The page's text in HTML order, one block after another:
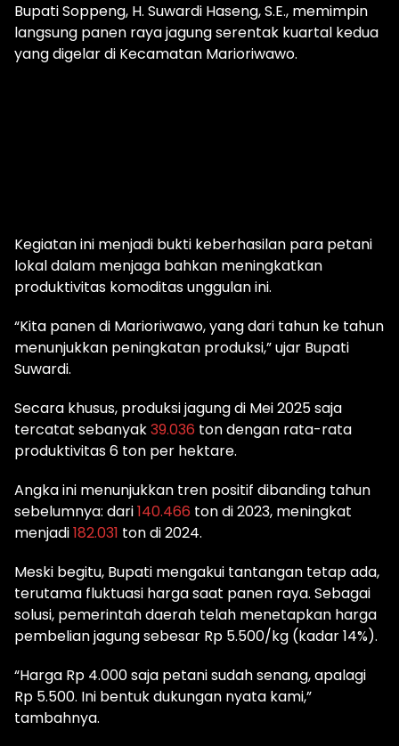
Bupati Soppeng, H. Suwardi Haseng, S.E., memimpin
langsung panen raya jagung serentak kuartal kedua
yang digelar di Kecamatan Marioriwawo.
Kegiatan ini menjadi bukti keberhasilan para petani
lokal dalam menjaga bahkan meningkatkan
produktivitas komoditas unggulan ini.
“Kita panen di Marioriwawo, yang dari tahun ke tahun
menunjukkan peningkatan produksi,” ujar Bupati
Suwardi.
Secara khusus, produksi jagung di Mei 2025 saja
tercatat sebanyak39.036 ton dengan rata-rata
produktivitas 6 ton per hektare.
Angka ini menunjukkan tren positif dibanding tahun
sebelumnya: dari140.466 ton di 2023, meningkat
menjadi182.031 ton di 2024.
Meski begitu, Bupati mengakui tantangan tetap ada,
terutama fluktuasi harga saat panen raya. Sebagai
solusi, pemerintah daerah telah menetapkan harga
pembelian jagung sebesar Rp 5.500/kg (kadar 14%).
“Harga Rp 4.000 saja petani sudah senang, apalagi
Rp 5.500. Ini bentuk dukungan nyata kami,”
tambahnya.